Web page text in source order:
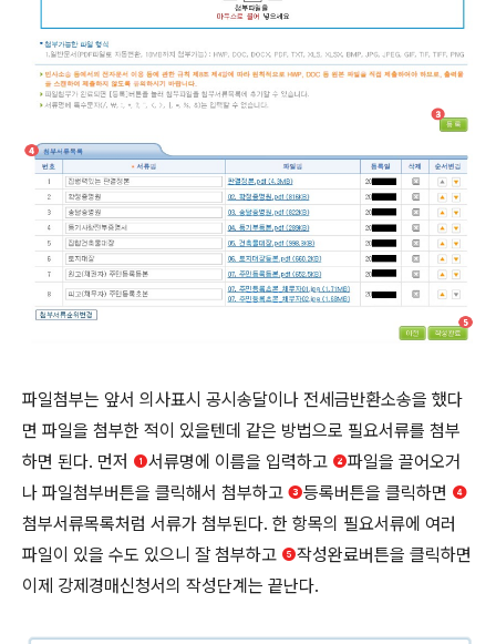
파일첨부는 앞서 의사표시 공시송달이나 전세금반환소송을 했다
면 파일을 첨부한 적이 있을텐데 같은 방법으로 필요서류를 첨부
하면 된다. 먼저 ❶서류명에 이름을 입력하고 ❷파일을 끌어오거
나 파일첨부버튼을 클릭해서 첨부하고 ❸등록버튼을 클릭하면 ❹
첨부서류목록처럼 서류가 첨부된다. 한 항목의 필요서류에 여러
파일이 있을 수도 있으니 잘 첨부하고 ❺작성완료버튼을 클릭하면
이제 강제경매신청서의 작성단계는 끝난다.